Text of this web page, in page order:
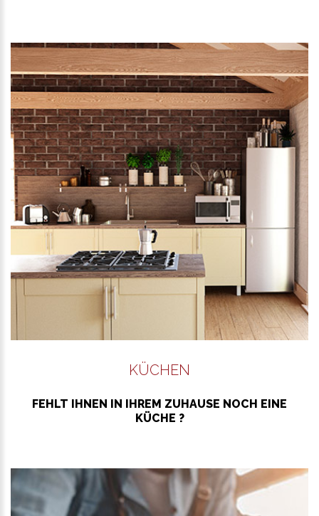
WEITER LESEN
KÜCHEN
FEHLT IHNEN IN IHREM ZUHAUSE NOCH EINE
KÜCHE ?